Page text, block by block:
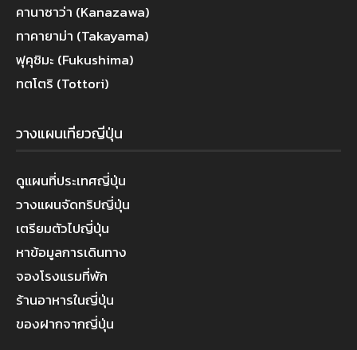
คานาซาว่า (Kanazawa)
ทาคายาม่า (Takayama)
ฟุคุชิมะ (Fukushima)
ทตโตริ (Tottori)
วางแผนเที่ยวญี่ปุ่น
ดูแผนที่ประเทศญี่ปุ่น
วางแผนจัดทริปญี่ปุ่น
เตรียมตัวไปญี่ปุ่น
หาข้อมูลการเดินทาง
จองโรงแรมที่พัก
ร้านอาหารในญี่ปุ่น
ของฝากจากญี่ปุ่น